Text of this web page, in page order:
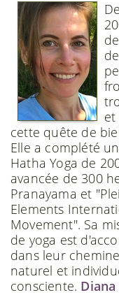
cette quête de
Elle a complété
Hatha Yoga de
avancée de 300
Pranayama et
Elements
Movement". Sa
de yoga est
dans leur
naturel et
consciente.